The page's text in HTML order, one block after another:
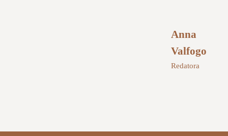
Anna
Valfogo
Redatora